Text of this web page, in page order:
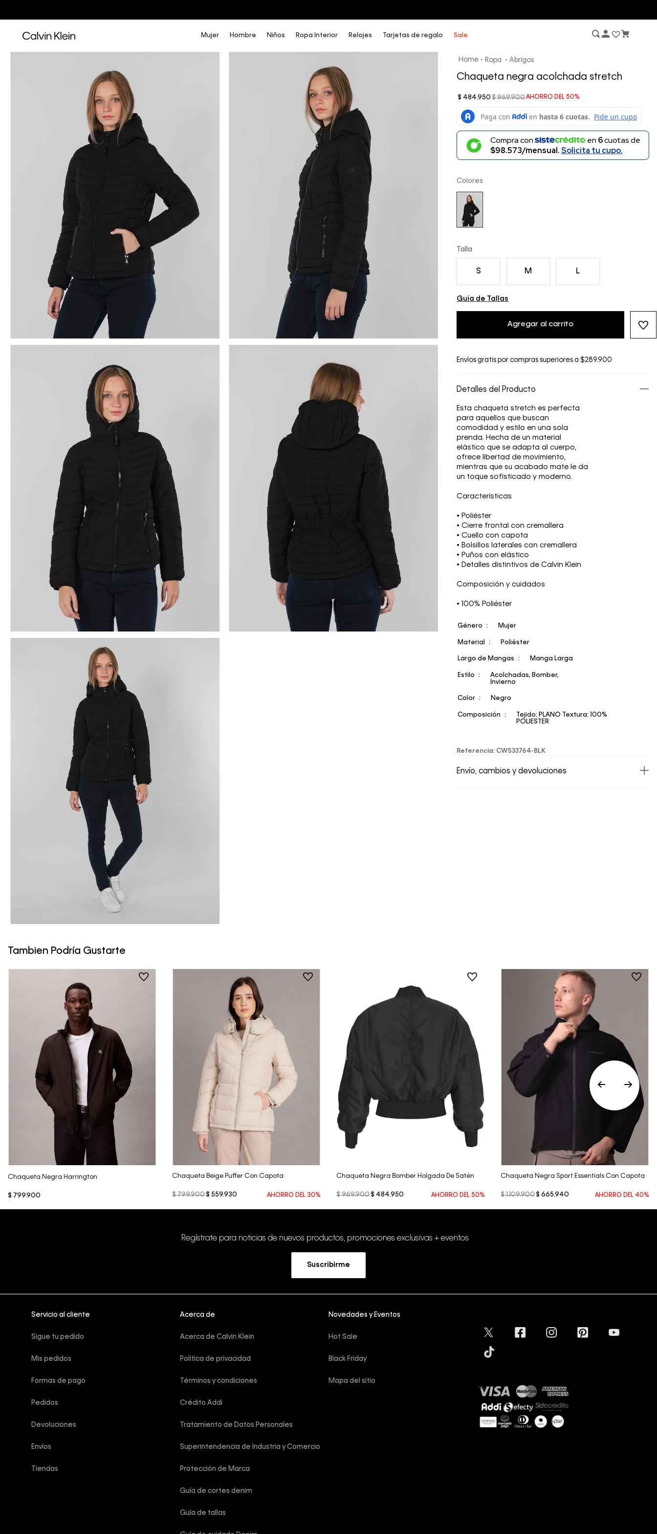
Mujer Hombre Niños Ropa Interior Relojes Tarjetas de regalo Sale
Ropa Abrigos
Chaqueta negra acolchada stretch
AHORRO DEL 50%
$ 969.900
$ 484.950
Compra con en 6cuotas de
$98.573/mensual.Solicita tu cupo.
Colores
Talla
S M L
Guía de Tallas
Agregar al carrito
Envíos gratis por compras superiores a $289.900
Detalles del Producto
Esta chaqueta stretch es perfecta
para aquellos que buscan
comodidad y estilo en una sola
prenda. Hecha de un material
elástico que se adapta al cuerpo,
ofrece libertad de movimiento,
mientras que su acabado mate le da
un toque sofisticado y moderno.
Características
• Poliéster
• Cierre frontal con cremallera
• Cuello con capota
• Bolsillos laterales con cremallera
• Puños con elástico
• Detalles distintivos de Calvin Klein
Composición y cuidados
• 100% Poliéster
Género Mujer
Material Poliéster
Largo de Mangas Manga Larga
Estilo
Acolchadas, Bomber,
Invierno
Color Negro
Composición
Tejido: PLANO Textura: 100%
POLIESTER
Referencia: CWS33764-BLK
Envío, cambios y devoluciones
Tambien Podría Gustarte
Chaqueta Negra Harrington
$ 799.900
Vista Rápida
Chaqueta Beige Puffer Con Capota
$ 799.900$ 559.930 AHORRO DEL 30%
Chaqueta Negra Bomber Holgada De Satén
$ 969.900$ 484.950 AHORRO DEL 50%
Vista Rápida
Chaqueta Negra Sport Essentials Con Capota
$ 1.109.900$ 665.940 AHORRO DEL 40%
Regístrate para noticias de nuevos productos, promociones exclusivas + eventos
Suscribirme
Servicio al cliente
Sigue tu pedido
Mis pedidos
Formas de pago
Pedidos
Devoluciones
Envíos
Tiendas
Acerca de
Acerca de Calvin Klein
Política de privacidad
Términos y condiciones
Crédito Addi
Tratamiento de Datos Personales
Superintendencia de Industria y Comercio
Protección de Marca
Guía de cortes denim
Guía de tallas
Novedades y Eventos
Hot Sale
Black Friday
Mapa del sitio